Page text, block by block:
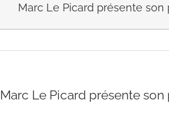
Marc Le Picard présente son
Marc Le Picard présente